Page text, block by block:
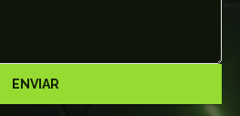
ES2.0 o superior.
ENVIAR